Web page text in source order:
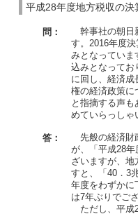
平成28年度地方税収の
問：
幹事社の朝日
す。2016年度
みとなっていま
込みとなってお
に回し、経済成
権の経済政策に
と指摘する声
めていらっしゃ
答：
先般の経済財
が、「平成28
ざいますが、地
すと、「40．3
年度をわずかに
は7年ぶりでご
ただし、平成